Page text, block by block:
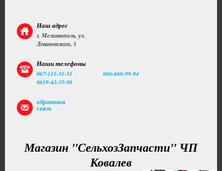
Наш адрес
г. Мелитополь, ул.
Леваневского, 5
Наши телефоны
067-111-31-31
066-660-99-94
0619-43-35-98
обратная
связь
Магазин "СельхозЗапчасти" ЧП
Ковалев